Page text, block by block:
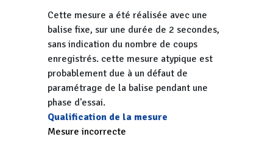
Cette mesure a été réalisée avec une
balise fixe, sur une durée de 2 secondes,
sans indication du nombre de coups
enregistrés. cette mesure atypique est
probablement due à un défaut de
paramétrage de la balise pendant une
phase d'essai.
Qualification de la mesure
Mesure incorrecte